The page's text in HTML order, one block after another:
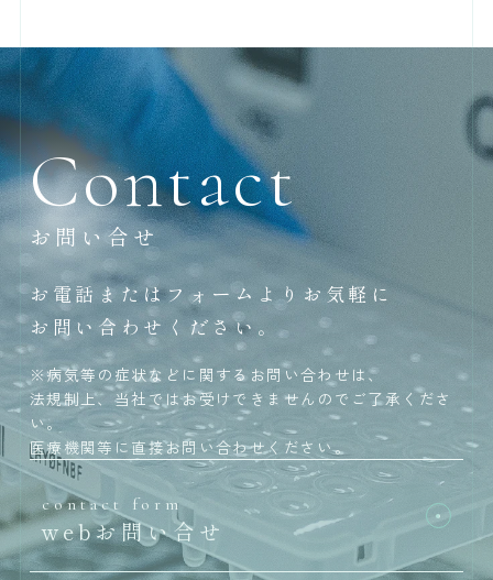
Contact
お問い合せ
お電話またはフォームよりお気軽に
お問い合わせください。
※病気等の症状などに関するお問い合わせは、
法規制上、当社ではお受けできませんのでご了承くださ
い。
医療機関等に直接お問い合わせください。
contact form
webお問い合せ